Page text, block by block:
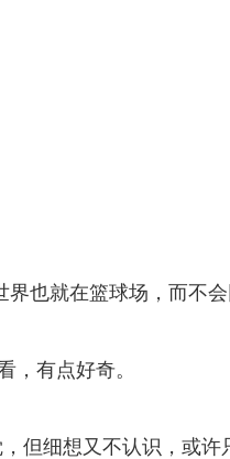
也就在篮球场，而不
，有点好奇。
但细想又不认识，或许